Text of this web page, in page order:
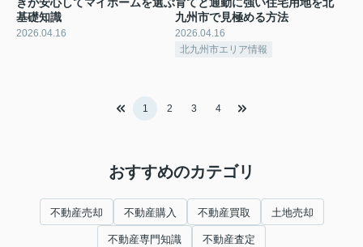
基礎知識
2026.04.16
九州市で見極める方法
2026.04.16
北九州市エリア情報
1 2 3 4
おすすめのカテゴリ
不動産売却 不動産購入 不動産買取 土地売却
不動産専門知識 不動産査定